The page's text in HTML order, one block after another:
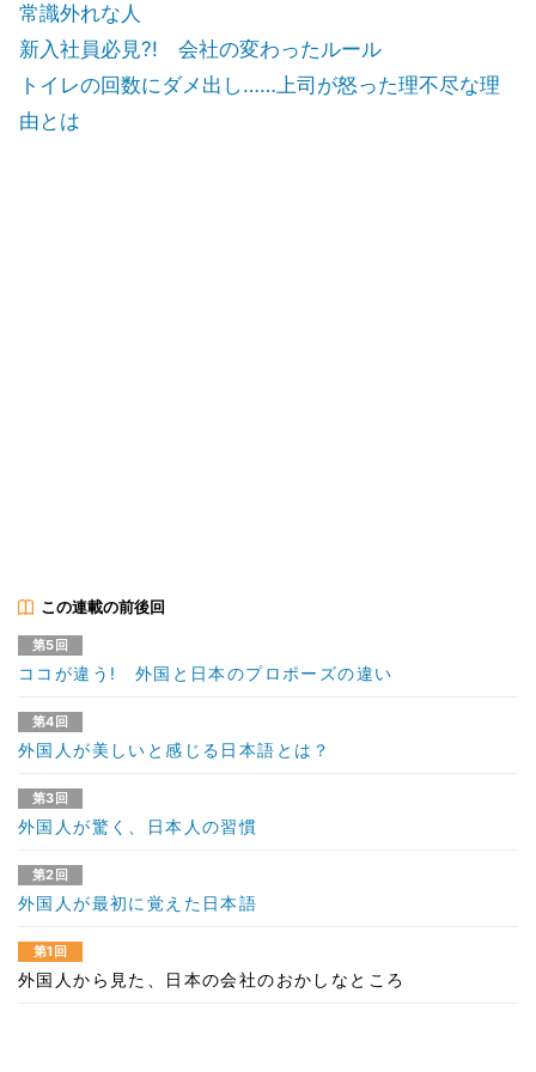
常識外れな人
新入社員必見?! 会社の変わったルール
トイレの回数にダメ出し……上司が怒った理不尽な理
由とは
この連載の前後回
第5回
ココが違う! 外国と日本のプロポーズの違い
第4回
外国人が美しいと感じる日本語とは？
第3回
外国人が驚く、日本人の習慣
第2回
外国人が最初に覚えた日本語
第1回
外国人から見た、日本の会社のおかしなところ